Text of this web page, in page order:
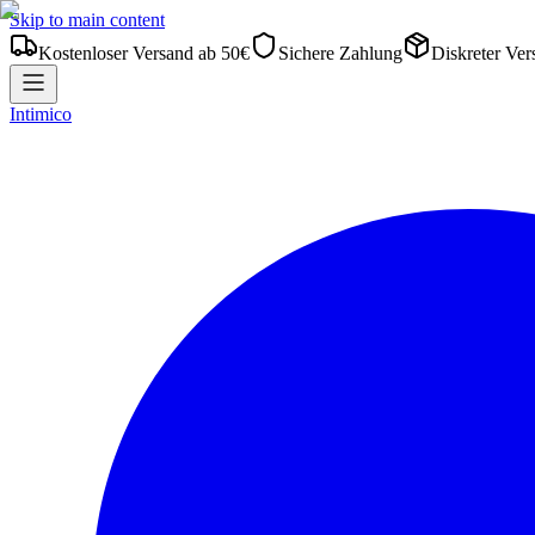
Skip to main content
Kostenloser Versand ab 50€
Sichere Zahlung Diskreter
Intimico